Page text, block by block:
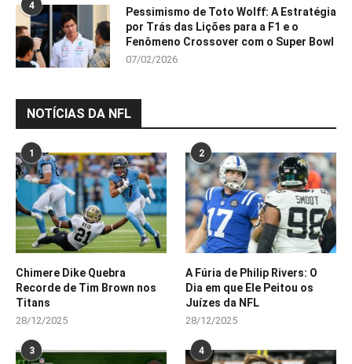
4
Pessimismo de Toto Wolff: A Estratégia
por Trás das Lições para a F1 e o
Fenômeno Crossover com o Super Bowl
07/02/2026
NOTÍCIAS DA NFL
1
Chimere Dike Quebra
Recorde de Tim Brown nos
Titans
28/12/2025
2
A Fúria de Philip Rivers: O
Dia em que Ele Peitou os
Juízes da NFL
28/12/2025
3 4